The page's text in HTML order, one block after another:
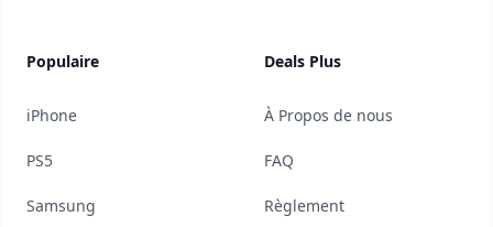
Populaire
iPhone
PS5
Samsung
Deals Plus
À Propos de nous
FAQ
Règlement